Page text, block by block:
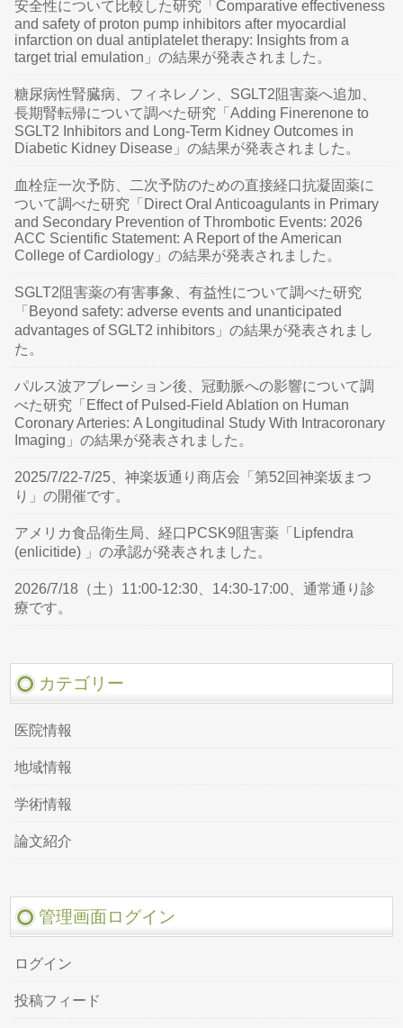
安全性について比較した研究「Comparative effectiveness
and safety of proton pump inhibitors after myocardial
infarction on dual antiplatelet therapy: Insights from a
target trial emulation」の結果が発表されました。
糖尿病性腎臓病、フィネレノン、SGLT2阻害薬へ追加、
長期腎転帰について調べた研究「Adding Finerenone to
SGLT2 Inhibitors and Long-Term Kidney Outcomes in
Diabetic Kidney Disease」の結果が発表されました。
血栓症一次予防、二次予防のための直接経口抗凝固薬に
ついて調べた研究「Direct Oral Anticoagulants in Primary
and Secondary Prevention of Thrombotic Events: 2026
ACC Scientific Statement: A Report of the American
College of Cardiology」の結果が発表されました。
SGLT2阻害薬の有害事象、有益性について調べた研究
「Beyond safety: adverse events and unanticipated
advantages of SGLT2 inhibitors」の結果が発表されまし
た。
パルス波アブレーション後、冠動脈への影響について調
べた研究「Effect of Pulsed-Field Ablation on Human
Coronary Arteries: A Longitudinal Study With Intracoronary
Imaging」の結果が発表されました。
2025/7/22-7/25、神楽坂通り商店会「第52回神楽坂まつ
り」の開催です。
アメリカ食品衛生局、経口PCSK9阻害薬「Lipfendra
(enlicitide) 」の承認が発表されました。
2026/7/18（土）11:00-12:30、14:30-17:00、通常通り診
療です。
カテゴリー
医院情報
地域情報
学術情報
論文紹介
管理画面ログイン
ログイン
投稿フィード